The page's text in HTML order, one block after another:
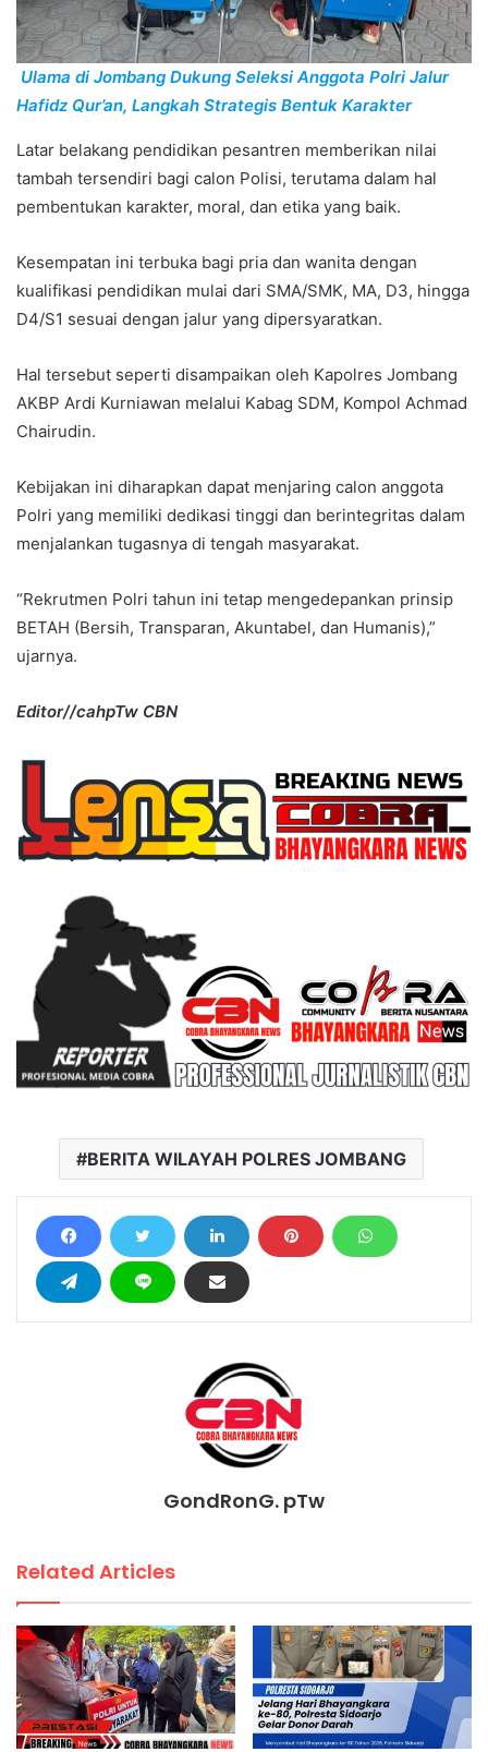
Ulama di Jombang Dukung Seleksi Anggota Polri Jalur
Hafidz Qur’an, Langkah Strategis Bentuk Karakter
Latar belakang pendidikan pesantren memberikan nilai
tambah tersendiri bagi calon Polisi, terutama dalam hal
pembentukan karakter, moral, dan etika yang baik.
Kesempatan ini terbuka bagi pria dan wanita dengan
kualifikasi pendidikan mulai dari SMA/SMK, MA, D3, hingga
D4/S1 sesuai dengan jalur yang dipersyaratkan.
Hal tersebut seperti disampaikan oleh Kapolres Jombang
AKBP Ardi Kurniawan melalui Kabag SDM, Kompol Achmad
Chairudin.
Kebijakan ini diharapkan dapat menjaring calon anggota
Polri yang memiliki dedikasi tinggi dan berintegritas dalam
menjalankan tugasnya di tengah masyarakat.
“Rekrutmen Polri tahun ini tetap mengedepankan prinsip
BETAH (Bersih, Transparan, Akuntabel, dan Humanis),”
ujarnya.
Editor//cahpTw CBN
BERITA WILAYAH POLRES JOMBANG
GondRonG. pTw
Related Articles